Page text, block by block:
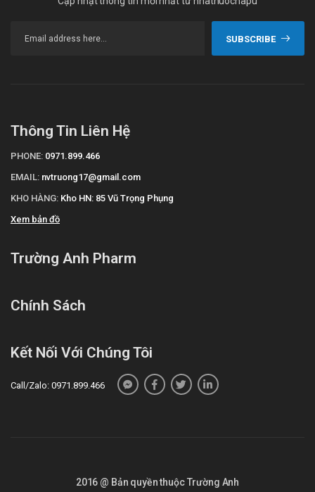
SUBSCRIBE
Thông Tin Liên Hệ
PHONE: 0971.899.466
EMAIL: nvtruong17@gmail.com
KHO HÀNG: Kho HN: 85 Vũ Trọng Phụng
Xem bản đồ
Trường Anh Pharm
Chính Sách
Kết Nối Với Chúng Tôi
Call/Zalo: 0971.899.466
2016 @ Bản quyền thuộc Trường Anh